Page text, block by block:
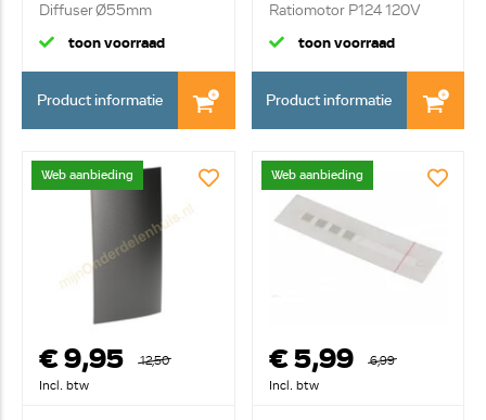
Diffuser Ø55mm
toon voorraad
Product informatie
Ratiomotor P124 120V
toon voorraad
Product informatie
Web aanbieding
€ 9,95
12,50
Incl. btw
Web aanbieding
€ 5,99
6,99
Incl. btw